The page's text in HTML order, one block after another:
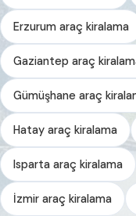
Erzurum araç kiralama
Gaziantep araç
Gümüşhane araç
Hatay araç kiralama
Isparta araç kiralama
İzmir araç kiralama